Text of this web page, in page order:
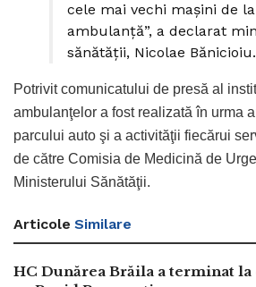
cele mai vechi maşini de
ambulanţă”, a declarat
sănătăţii, Nicolae Bănicioiu.
Potrivit comunicatului de presă al
ambulanţelor a fost realizată în urma
parcului auto şi a activităţii fiecărui
de către Comisia de Medicină de
Ministerului Sănătăţii.
Articole Similare
HC Dunărea Brăila a terminat